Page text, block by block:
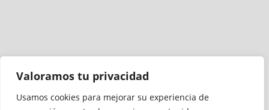
Valoramos tu privacidad
Usamos cookies para mejorar su experiencia de
Medio auditado por